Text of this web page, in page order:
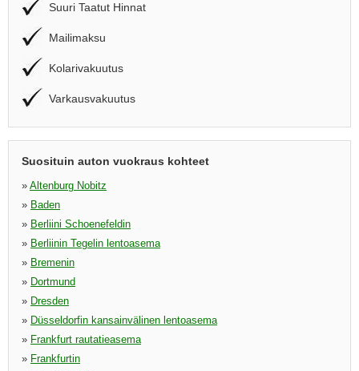
Suuri Taatut Hinnat
Mailimaksu
Kolarivakuutus
Varkausvakuutus
Suosituin auton vuokraus kohteet
» Altenburg Nobitz
» Baden
» Berliini Schoenefeldin
» Berliinin Tegelin lentoasema
» Bremenin
» Dortmund
» Dresden
» Düsseldorfin kansainvälinen lentoasema
» Frankfurt rautatieasema
» Frankfurtin